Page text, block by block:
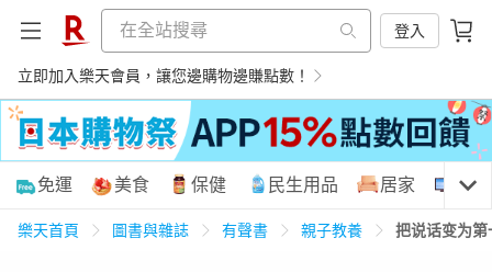
登入
立即加入樂天會員，讓您邊購物邊賺點數！
購物網分類
免運 美食 保健 民生用品 居家 3C
樂天首頁 圖書與雜誌 有聲書 親子教養 把说话变为